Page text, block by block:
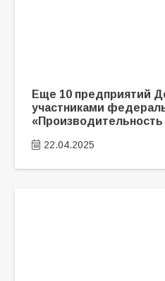
Еще 10 предприятий
участниками
22.04.2025